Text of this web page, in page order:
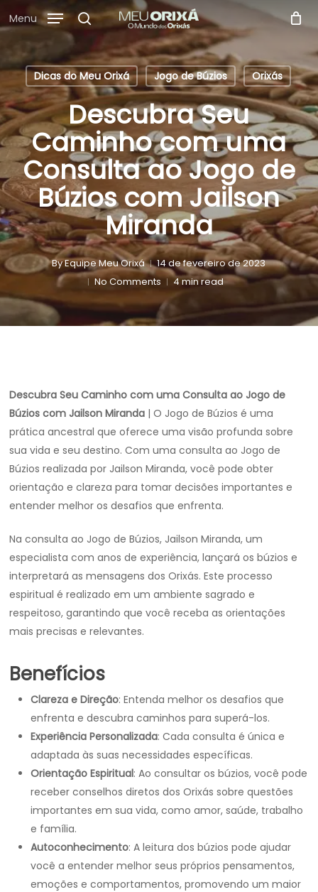
to
content
search
Menu
Dicas do Meu Orixá Jogo de Búzios Orixás
Descubra Seu
Caminho com uma
Consulta ao Jogo de
Búzios com Jailson
Miranda
ByEquipe Meu Orixá
14 de fevereiro de 2023
No Comments
4 min read
Descubra Seu Caminho com uma Consulta ao Jogo de
Búzios com Jailson Miranda | O Jogo de Búzios é uma
prática ancestral que oferece uma visão profunda sobre
sua vida e seu destino. Com uma consulta ao Jogo de
Búzios realizada por Jailson Miranda, você pode obter
orientação e clareza para tomar decisões importantes e
entender melhor os desafios que enfrenta.
Na consulta ao Jogo de Búzios, Jailson Miranda, um
especialista com anos de experiência, lançará os búzios e
interpretará as mensagens dos Orixás. Este processo
espiritual é realizado em um ambiente sagrado e
respeitoso, garantindo que você receba as orientações
mais precisas e relevantes.
Benefícios
Clareza e Direção: Entenda melhor os desafios que
enfrenta e descubra caminhos para superá-los.
Experiência Personalizada: Cada consulta é única e
adaptada às suas necessidades específicas.
Orientação Espiritual: Ao consultar os búzios, você pode
receber conselhos diretos dos Orixás sobre questões
importantes em sua vida, como amor, saúde, trabalho
e família.
Autoconhecimento: A leitura dos búzios pode ajudar
você a entender melhor seus próprios pensamentos,
emoções e comportamentos, promovendo um maior